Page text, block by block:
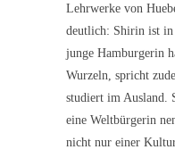
Lehrwerke von
deutlich: Shirin ist
junge Hamburgerin
Wurzeln, spricht
studiert im Ausland.
eine Weltbürgerin
nicht nur einer